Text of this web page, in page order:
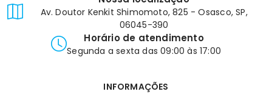
Av. Doutor Kenkit Shimomoto, 825 - Osasco, SP,
06045-390
Horário de atendimento
Segunda a sexta das 09:00 às 17:00
INFORMAÇÕES